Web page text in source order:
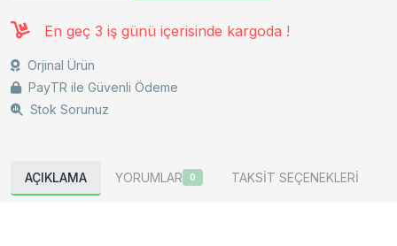
En geç 3 iş günü içerisinde kargoda !
Orjinal Ürün
PayTR ile Güvenli Ödeme
Stok Sorunuz
AÇIKLAMA YORUMLAR 0 TAKSİT SEÇENEKLERİ